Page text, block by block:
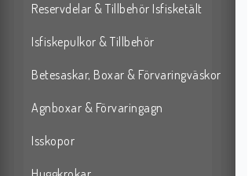
Reservdelar & Tillbehör Isfisketält
Isfiskepulkor & Tillbehör
Betesaskar, Boxar & Förvaringväskor
Agnboxar & Förvaringagn
Isskopor